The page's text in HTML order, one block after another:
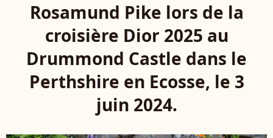
Rosamund Pike lors de la
croisière Dior 2025 au
Drummond Castle dans le
Perthshire en Ecosse, le 3
juin 2024.